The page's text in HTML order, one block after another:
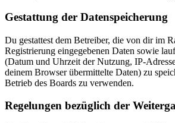
Gestattung der Datenspeicherung
Du gestattest dem Betreiber, die von dir im
Registrierung eingegebenen Daten sowie
(Datum und Uhrzeit der Nutzung, IP-
deinem Browser übermittelte Daten) zu
Betrieb des Boards zu verwenden.
Regelungen bezüglich der